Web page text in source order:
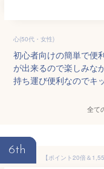
心(50代・女性)
初心者向けの簡単で便
が出来るので楽しみな
持ち運び便利なのでキ
全て
6th